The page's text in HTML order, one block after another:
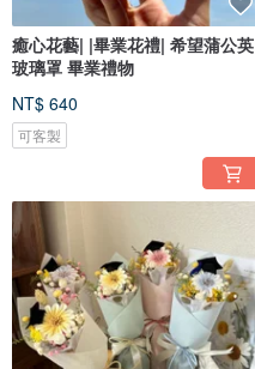
癒心花藝| |畢業花禮| 希望蒲公英
玻璃罩 畢業禮物
NT$ 640
可客製